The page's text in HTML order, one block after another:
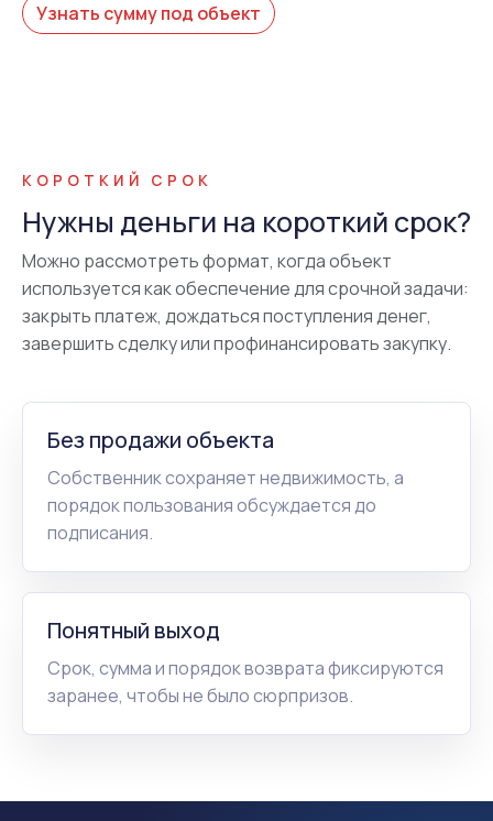
Узнать сумму под объект
КОРОТКИЙ СРОК
Нужны деньги на короткий срок?
Можно рассмотреть формат, когда объект
используется как обеспечение для срочной задачи:
закрыть платеж, дождаться поступления денег,
завершить сделку или профинансировать закупку.
Без продажи объекта
Собственник сохраняет недвижимость, а
порядок пользования обсуждается до
подписания.
Понятный выход
Срок, сумма и порядок возврата фиксируются
заранее, чтобы не было сюрпризов.